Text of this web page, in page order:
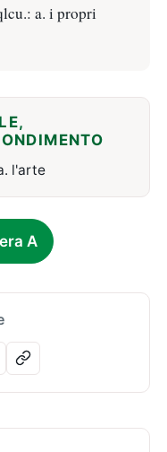
a. i propri
l'arte
A